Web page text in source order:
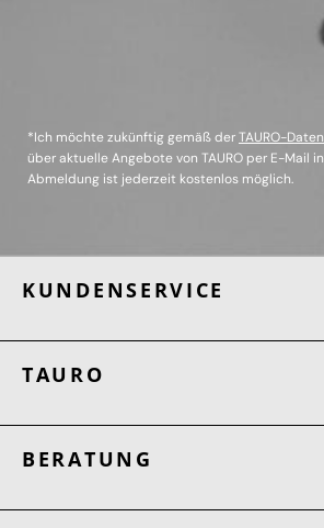
*Ich möchte zukünftig gemäß derTAURO-
über aktuelle Angebote von TAURO per E-Mail
Abmeldung ist jederzeit kostenlos möglich.
KUNDENSERVICE
TAURO
BERATUNG